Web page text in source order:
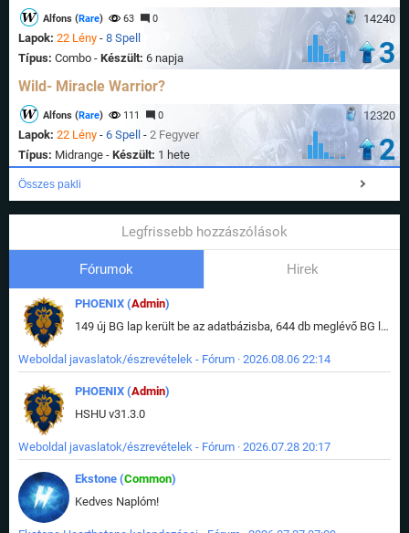
14240
Alfons (Rare) 63 0
Lapok: 22 Lény - 8 Spell
Típus: Combo - Készült: 6 napja 3
Wild- Miracle Warrior?
12320
Alfons (Rare) 111 0
Lapok: 22 Lény - 6 Spell - 2 Fegyver
Típus: Midrange - Készült: 1 hete 2
Összes pakli
Legfrissebb hozzászólások
Fórumok Hirek
PHOENIX (Admin)
149 új BG lap került be az adatbázisba, 644 db meglévő BG lap módosult, bekerültek az új képek a megváltozott lapokhoz is.
Weboldal javaslatok/észrevételek - Fórum · 2026.08.06 22:14
PHOENIX (Admin)
HSHU v31.3.0
Weboldal javaslatok/észrevételek - Fórum · 2026.07.28 20:17
Ekstone (Common)
Kedves Naplóm!